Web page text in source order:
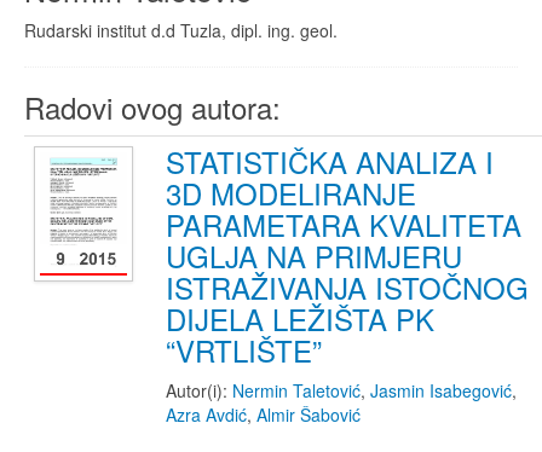
Rudarski institut d.d Tuzla, dipl. ing. geol.
Radovi ovog autora:
STATISTIČKA ANALIZA I
3D MODELIRANJE
PARAMETARA KVALITETA
UGLJA NA PRIMJERU
ISTRAŽIVANJA ISTOČNOG
DIJELA LEŽIŠTA PK
“VRTLIŠTE”
Autor(i): Nermin Taletović, Jasmin Isabegović,
Azra Avdić, Almir Šabović